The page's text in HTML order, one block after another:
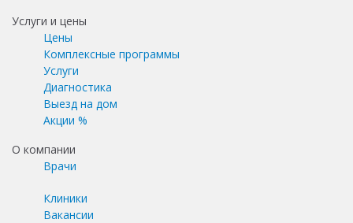
Услуги и цены
Цены
Комплексные программы
Услуги
Диагностика
Выезд на дом
Акции %
О компании
Врачи
Клиники
Вакансии